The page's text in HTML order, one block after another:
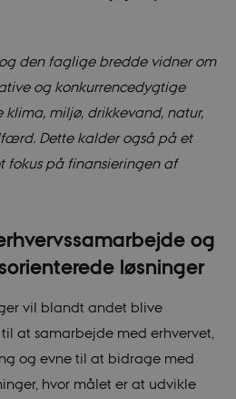
den faglige bredde vidner om
og konkurrencedygtige
klima, miljø, drikkevand, natur,
Dette kalder også på et
fokus på finansieringen af
og
løsninger
vil blandt andet blive
at samarbejde med erhvervet,
og evne til at bidrage med
hvor målet er at udvikle